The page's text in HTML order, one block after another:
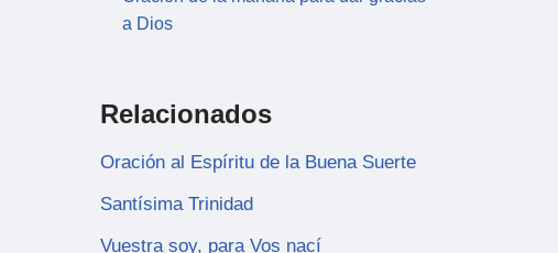
a Dios
Relacionados
Oración al Espíritu de la Buena Suerte
Santísima Trinidad
Vuestra soy, para Vos nací